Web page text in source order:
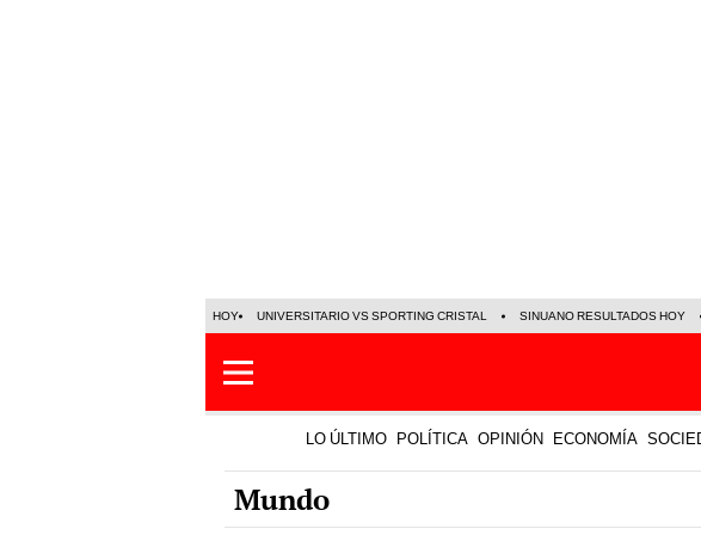
HOY UNIVERSITARIO VS SPORTING CRISTAL SINUANO RESULTADOS HOY
LO ÚLTIMO POLÍTICA OPINIÓN ECONOMÍA
Mundo